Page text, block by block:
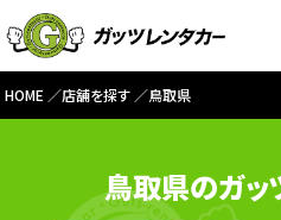
HOME 店舗を探す 鳥取県
鳥取県のガッ